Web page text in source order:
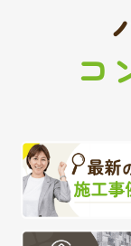
コ